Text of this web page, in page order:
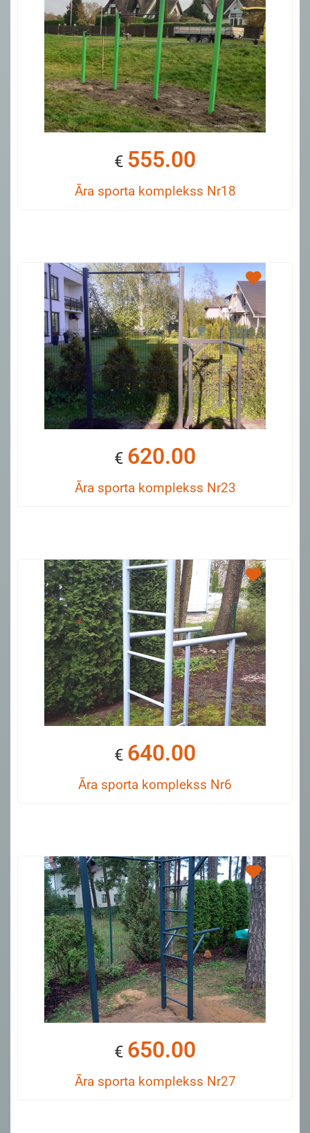
€ 555.00
Āra sporta komplekss Nr18
€ 620.00
Āra sporta komplekss Nr23
€ 640.00
Āra sporta komplekss Nr6
€ 650.00
Āra sporta komplekss Nr27